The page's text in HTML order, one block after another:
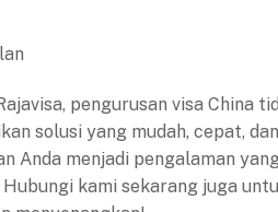
pengurusan visa China
solusi yang mudah, cepat,
Anda menjadi pengalaman
Hubungi kami sekarang juga